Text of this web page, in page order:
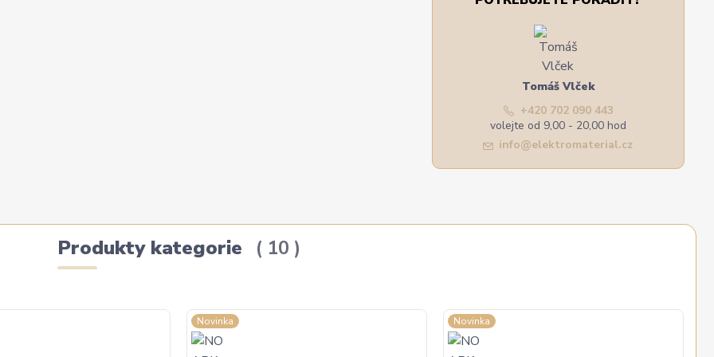
Tomáš Vlček
+420 702 090 443
volejte od 9,00 - 20,00 hod
info@elektromaterial.cz
Produkty kategorie 10
Novinka Novinka